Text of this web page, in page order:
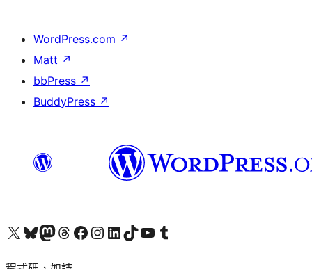
WordPress.com ↗
Matt ↗
bbPress ↗
BuddyPress ↗
查看我們的 X (之前的 Twitter) 帳號造訪我們的 Bluesky 帳號造訪我們的 Mastodon 帳號造訪我們的 Threads 帳號 造訪我們的 Facebook 粉絲專頁Visit our Instagram account
Visit our LinkedIn account
造訪我們的 TikTok 帳號Visit our YouTube channel
造訪我們的 Tumblr 帳號